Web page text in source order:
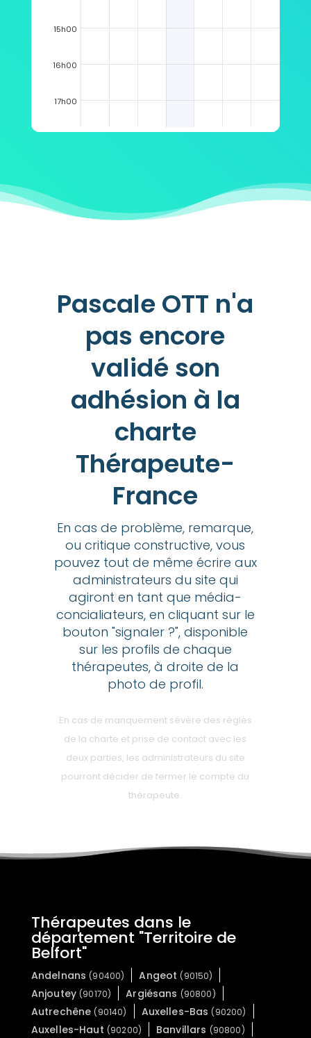
15h00
16h00
17h00
Pascale OTT n'a
pas encore
validé son
adhésion à la
charte
Thérapeute-
France
En cas de problème, remarque,
ou critique constructive, vous
pouvez tout de même écrire aux
administrateurs du site qui
agiront en tant que média-
concialiateurs, en cliquant sur le
bouton "signaler ?", disponible
sur les profils de chaque
thérapeutes, à droite de la
photo de profil.
En cas de manquement sévère des règles
de la charte et prise de contact avec les
deux parties, les administrateurs du site
pourront décider de fermer le compte du
thérapeute.
Thérapeutes dans le
département "Territoire de
Belfort"
Andelnans (90400) Angeot (90150)
Anjoutey (90170) Argiésans (90800)
Autrechêne (90140) Auxelles-Bas (90200)
Auxelles-Haut (90200) Banvillars (90800)